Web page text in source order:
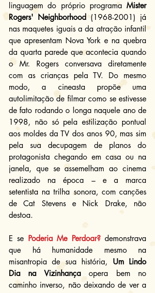
linguagem do próprio programa Mister
Rogers' Neighborhood (1968-2001) já
nas maquetes iguais a da atração infantil
que apresentam Nova York e na quebra
da quarta parede que acontecia quando
o Mr. Rogers conversava diretamente
com as crianças pela TV. Do mesmo
modo, a cineasta propõe uma
autolimitação de filmar como se estivesse
de fato rodando o longa naquele ano de
1998, não só pela estilização pontual
aos moldes da TV dos anos 90, mas sim
pela sua decupagem de planos do
protagonista chegando em casa ou na
janela, que se assemelham ao cinema
realizado na época – e a marca
setentista na trilha sonora, com canções
de Cat Stevens e Nick Drake, não
destoa.
E se Poderia Me Perdoar? demonstrava
que há humanidade mesmo na
misantropia de sua história, Um Lindo
Dia na Vizinhança opera bem no
caminho inverso, não deixando de ver a